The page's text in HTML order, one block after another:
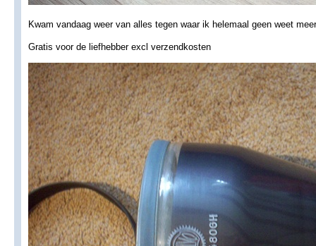
Kwam vandaag weer van alles tegen waar ik helemaal geen weet
Gratis voor de liefhebber excl verzendkosten